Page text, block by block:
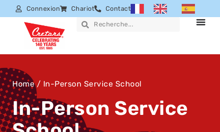
Connexion Chariot Contact
Home/ In-Person Service School
In-Person Service